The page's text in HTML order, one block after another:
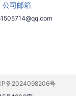
公司邮箱
备2024098206号